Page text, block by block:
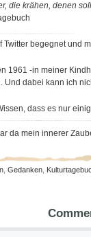
die krähen, denen
Twitter begegnet und
1961 -in meiner
Und dabei kann ich
dass es nur
da mein innerer
Gedanken